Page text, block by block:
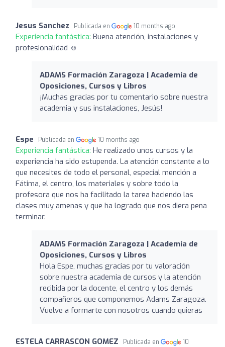
Jesus Sanchez Publicada en 10 months ago
Experiencia fantástica: Buena atención, instalaciones y
profesionalidad ☺️
ADAMS Formación Zaragoza | Academia de
Oposiciones, Cursos y Libros
¡Muchas gracias por tu comentario sobre nuestra
academia y sus instalaciones, Jesús!
Espe Publicada en 10 months ago
Experiencia fantástica: He realizado unos cursos y la
experiencia ha sido estupenda. La atención constante a lo
que necesites de todo el personal, especial mención a
Fátima, el centro, los materiales y sobre todo la
profesora que nos ha facilitado la tarea haciendo las
clases muy amenas y que ha logrado que nos diera pena
terminar.
ADAMS Formación Zaragoza | Academia de
Oposiciones, Cursos y Libros
Hola Espe, muchas gracias por tu valoración
sobre nuestra academia de cursos y la atención
recibida por la docente, el centro y los demás
compañeros que componemos Adams Zaragoza.
Vuelve a formarte con nosotros cuando quieras
ESTELA CARRASCON GOMEZ Publicada en
10